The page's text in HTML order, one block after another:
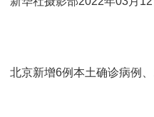
北京新增6例本土确诊病例